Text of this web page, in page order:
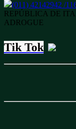
(011) 42142942 /
REPÚBLICA DE
ADROGUE
Tik Tok